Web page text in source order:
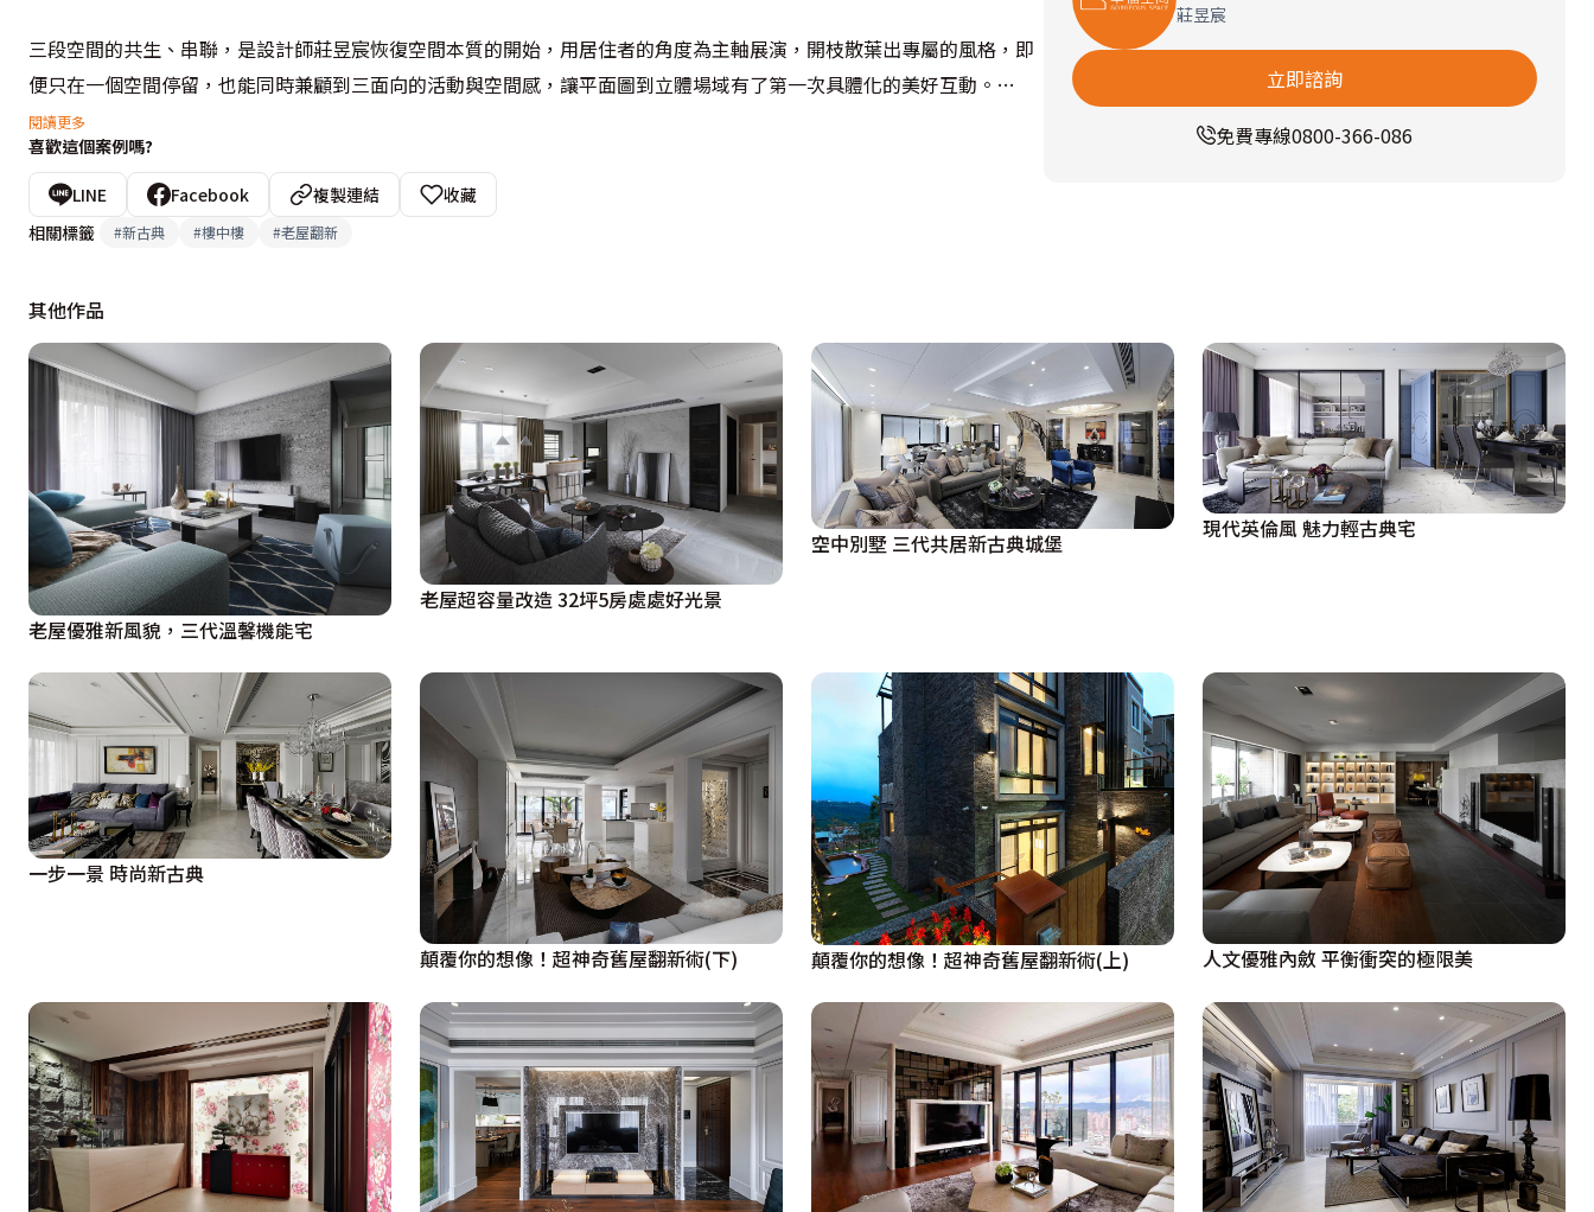
三段空間的共生、串聯，是設計師莊昱宸恢復空間本質的開始，用居住者的角度為主軸展演，開枝散葉出專屬的風格，即
便只在一個空間停留，也能同時兼顧到三面向的活動與空間感，讓平面圖到立體場域有了第一次具體化的美好互動。
一再歸零的自我期待，是設計師莊昱宸對於設計的態度，因為他相信每個設計者在專業之外，一定要時時保持個人的態
度，有了這份「謙信」才能讓每一次的設計都有著發光發熱的能量。
兩層樓大器，自然而生的中庸奢華，讓人有了眼睛為之一亮的感動。
走過獨戶小院，搖曳生姿的雞蛋花巧妙標立視覺方向，陽光在窗格裡流曳、琴聲輕揚，律動起聖羅蘭金大理石紋理，地坪
切換下，天然採光輔入不銹鋼毛絲面鐳射切割圖騰，現代金屬透亮對應上琉璃玻璃的朦朧穿透，花漾綻放裡複製出女主人
畫筆下的人文美學。
同樣的花采，在油彩下具體的活化起來，搭配上門斗創造的景深，導引出玄關、客廳、餐廳三段連貫性，客廳沙發背牆處
蛇紋洞石大片鋪陳，呼應上同材質的電視主牆，一強一弱烘托著挑高氣勢，定調下的古典風情，此時在對稱或是桅欄勾勒
裡具體描繪。格局全然改觀中，連結上下空間以圓為意向的樓梯，自然是設計中的一大主角，蜿蜒入天的柔軟佐以垂懸而
下水晶吊燈，鑚芒閃爍消弭了鐵件剛硬，也呼應上圓桌及天花造型，圓潤的滿足了業主對於風水期待。
同樣的三點共生，來到二樓的私領域，設計師在空間中心，以鐵件烤漆與壓克力打造裝置藝術，夜晚時分打入光源，猶如
城堡般的發光體，挑起小朋友最夢幻的視覺綺想，平衡著理性與感性，設計師莊昱宸則利用裝置藝術後完整牆面，做出超
大量體收納，變身女主人第二更衣室。
在主臥房的領域裡，不同於一般衛浴內設的規劃，設計師以電視主牆創造出更衣間的環狀動線，對應上花式拉釦繃出的布
面床頭，細節而生的華麗感，完滿著整體風格；而木作與系統櫃結合，則在大女兒房內質感呈現，相較於大女兒房的內
斂，喜愛卡通人物的小女兒，無論在壁布或是整體色彩，皆有著可愛的粉嫩，推開衣櫃旁小窗，阿爾卑斯山少女的小閣樓
用心打造最「新」概念，讓設計不再是元素的堆砌，而用一種跳脫風格的安排，把最深沉力量做於空間，這就是設計師莊
昱宸對於設計的完美鋪排。
閱讀更多
喜歡這個案例嗎?
LINE Facebook 複製連結
收藏
相關標籤
#新古典 #樓中樓 #老屋翻新
莊昱宸
立即諮詢
免費專線0800-366-086
其他作品
老屋優雅新風貌，三代溫馨機能宅
老屋超容量改造 32坪5房處處好光景
空中別墅 三代共居新古典城堡
現代英倫風 魅力輕古典宅
一步一景 時尚新古典
顛覆你的想像！超神奇舊屋翻新術(下) 顛覆你的想像！超神奇舊屋翻新術(上) 人文優雅內斂 平衡衝突的極限美